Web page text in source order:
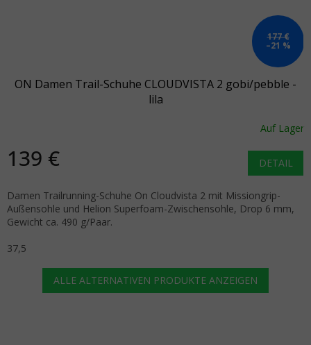
177 €
–21 %
ON Damen Trail-Schuhe CLOUDVISTA 2 gobi/pebble -
lila
Auf Lager
139 € DETAIL
Damen Trailrunning-Schuhe On Cloudvista 2 mit Missiongrip-
Außensohle und Helion Superfoam-Zwischensohle, Drop 6 mm,
Gewicht ca. 490 g/Paar.
37,5
ALLE ALTERNATIVEN PRODUKTE ANZEIGEN